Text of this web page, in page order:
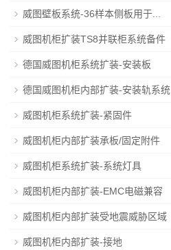
威图壁板系统-36样本侧板用于...
威图机柜扩装TS8并联柜系统备件
德国威图机柜系统扩装-安装板
德国威图机柜内部扩装-安装轨系统
威图机柜系统扩装-紧固件
威图机柜内部扩装承板/固定附件
威图机柜系统扩装-系统灯具
威图机柜内部扩装-EMC电磁兼容
威图机柜内部扩装受地震威胁区域
威图机柜内部扩装-接地